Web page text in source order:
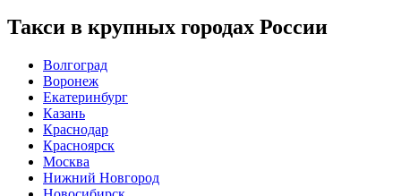
Такси в крупных городах России
Волгоград
Воронеж
Екатеринбург
Казань
Краснодар
Красноярск
Москва
Нижний Новгород